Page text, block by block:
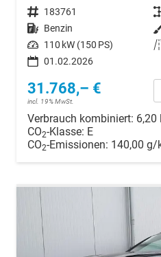
Fahrzeugnr. 183761
Kraftstoff Benzin
Leistung 110 kW (150 PS)
01.02.2026
31.768,– €
incl. 19% MwSt.
Verbrauch kombiniert: 6,20
CO2-Klasse: E
CO2-Emissionen: 140,00 g/